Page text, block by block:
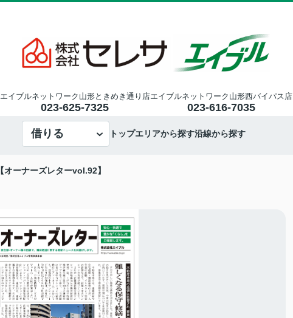
エイブルネットワーク山形ときめき通り店
023-625-7325
エイブルネットワーク山形西バイパス店
023-616-7035
借りる トップエリアから探す沿線から探す
【オーナーズレターvol.92】